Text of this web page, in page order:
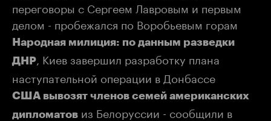
переговоры с Сергеем Лавровым и первым
делом - пробежался по Воробьевым горам
Народная милиция: по данным разведки
ДНР
, Киев завершил разработку плана
наступательной операции в Донбассе
США вывозят членов семей американских
дипломатов из Белоруссии - сообщили в